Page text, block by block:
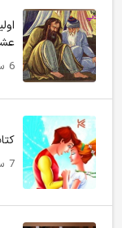
6 سال پیش
7 سال پیش